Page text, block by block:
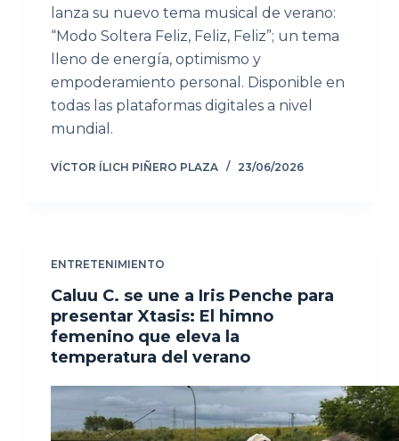
lanza su nuevo tema musical de verano:
“Modo Soltera Feliz, Feliz, Feliz”; un tema
lleno de energía, optimismo y
empoderamiento personal. Disponible en
todas las plataformas digitales a nivel
mundial.
VÍCTOR ÍLICH PIÑERO PLAZA 23/06/2026
ENTRETENIMIENTO
Caluu C. se une a Iris Penche para
presentar Xtasis: El himno
femenino que eleva la
temperatura del verano